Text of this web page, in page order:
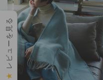
★
レビューを見る